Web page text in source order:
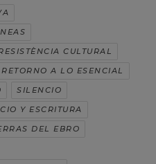
CULTURAL
RETORNO A LO ESENCIAL
SILENCIO
Y ESCRITURA
DEL EBRO